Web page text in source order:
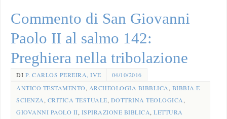
Commento di San Giovanni
Paolo II al salmo 142:
Preghiera nella tribolazione
DI P. CARLOS PEREIRA, IVE
04/10/2016
ANTICO TESTAMENTO, ARCHEOLOGIA BIBBLICA, BIBBIA E
SCIENZA, CRITICA TESTUALE, DOTTRINA TEOLOGICA,
GIOVANNI PAOLO II, ISPIRAZIONE BIBLICA,LETTURA